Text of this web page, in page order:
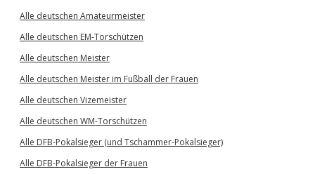
Alle deutschen Amateurmeister
Alle deutschen EM-Torschützen
Alle deutschen Meister
Alle deutschen Meister im Fußball der Frauen
Alle deutschen Vizemeister
Alle deutschen WM-Torschützen
Alle DFB-Pokalsieger (und Tschammer-Pokalsieger)
Alle DFB-Pokalsieger der Frauen